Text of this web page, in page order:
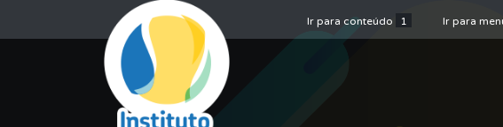
Ir para conteúdo 1 Ir para